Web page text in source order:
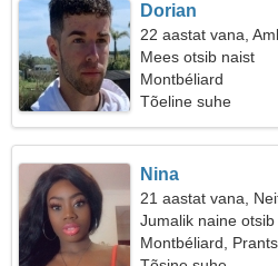
Dorian
22 aastat vana,
Mees otsib naist
Montbéliard
Tõeline suhe
Nina
21 aastat vana,
Jumalik naine
Montbéliard,